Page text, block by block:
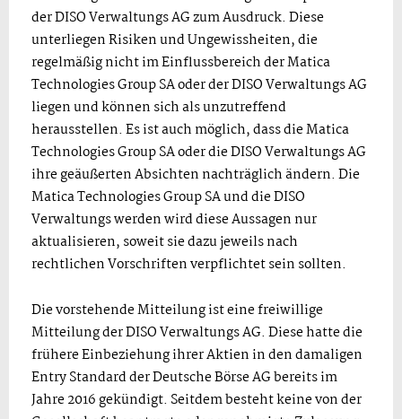
der DISO Verwaltungs AG zum Ausdruck. Diese
unterliegen Risiken und Ungewissheiten, die
regelmäßig nicht im Einflussbereich der Matica
Technologies Group SA oder der DISO Verwaltungs AG
liegen und können sich als unzutreffend
herausstellen. Es ist auch möglich, dass die Matica
Technologies Group SA oder die DISO Verwaltungs AG
ihre geäußerten Absichten nachträglich ändern. Die
Matica Technologies Group SA und die DISO
Verwaltungs werden wird diese Aussagen nur
aktualisieren, soweit sie dazu jeweils nach
rechtlichen Vorschriften verpflichtet sein sollten.
Die vorstehende Mitteilung ist eine freiwillige
Mitteilung der DISO Verwaltungs AG. Diese hatte die
frühere Einbeziehung ihrer Aktien in den damaligen
Entry Standard der Deutsche Börse AG bereits im
Jahre 2016 gekündigt. Seitdem besteht keine von der